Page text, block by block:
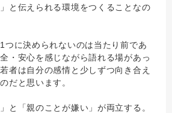
と伝えられる環境をつくることなの
に決められないのは当たり前であ
・安心を感じながら語れる場があっ
者は自分の感情と少しずつ向き合え
だと思います。
と「親のことが嫌い」が両立する。